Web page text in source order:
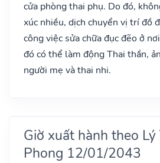
cửa phòng thai phụ. Do đó,
xúc nhiều, dịch chuyển vị trí đồ
công việc sửa chữa đục đẽo ở
đó có thể làm động Thai thần,
người mẹ và thai nhi.
Giờ xuất hành theo
Phong 12/01/2043